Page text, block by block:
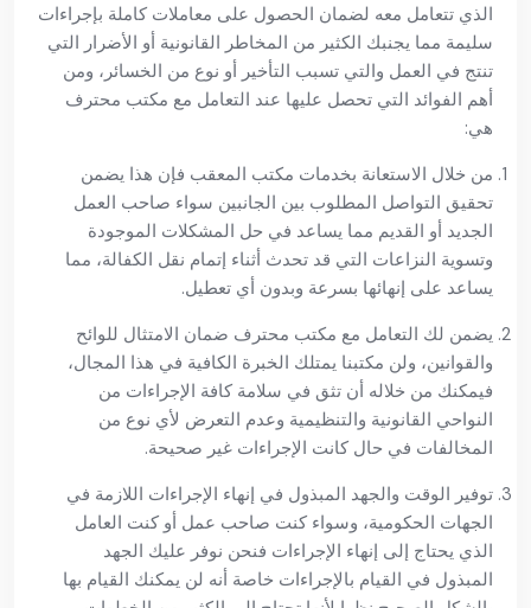
الذي تتعامل معه لضمان الحصول على معاملات كاملة بإجراءات
سليمة مما يجنبك الكثير من المخاطر القانونية أو الأضرار التي
تنتج في العمل والتي تسبب التأخير أو نوع من الخسائر، ومن
أهم الفوائد التي تحصل عليها عند التعامل مع مكتب محترف
هي:
من خلال الاستعانة بخدمات مكتب المعقب فإن هذا يضمن
تحقيق التواصل المطلوب بين الجانبين سواء صاحب العمل
الجديد أو القديم مما يساعد في حل المشكلات الموجودة
وتسوية النزاعات التي قد تحدث أثناء إتمام نقل الكفالة، مما
يساعد على إنهائها بسرعة وبدون أي تعطيل.
يضمن لك التعامل مع مكتب محترف ضمان الامتثال للوائح
والقوانين، ولن مكتبنا يمتلك الخبرة الكافية في هذا المجال،
فيمكنك من خلاله أن تثق في سلامة كافة الإجراءات من
النواحي القانونية والتنظيمية وعدم التعرض لأي نوع من
المخالفات في حال كانت الإجراءات غير صحيحة.
توفير الوقت والجهد المبذول في إنهاء الإجراءات اللازمة في
الجهات الحكومية، وسواء كنت صاحب عمل أو كنت العامل
الذي يحتاج إلى إنهاء الإجراءات فنحن نوفر عليك الجهد
المبذول في القيام بالإجراءات خاصة أنه لن يمكنك القيام بها